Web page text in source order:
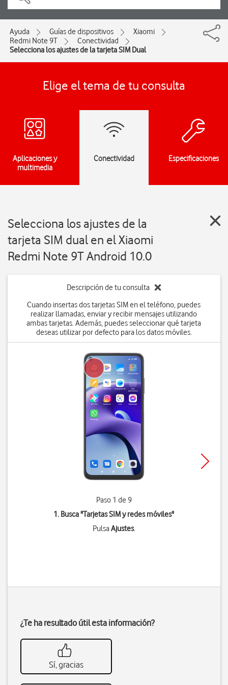
Ayuda Guías de dispositivos
Xiaomi
Redmi Note 9T
Conectividad
Selecciona los ajustes de la tarjeta SIM Dual
Elige el tema de tu consulta
Aplicaciones y
multimedia
Conectividad Especificaciones
Selecciona los ajustes de la
tarjeta SIM dual en el Xiaomi
Redmi Note 9T Android 10.0
Descripción de tu consulta
Cuando insertas dos tarjetas SIM en el teléfono, puedes
realizar llamadas, enviar y recibir mensajes utilizando
ambas tarjetas. Además, puedes seleccionar qué tarjeta
deseas utilizar por defecto para los datos móviles.
Paso 1 de 9
1. Busca "Tarjetas SIM y redes móviles"
PulsaAjustes.
¿Te ha resultado útil esta información?
Sí, gracias